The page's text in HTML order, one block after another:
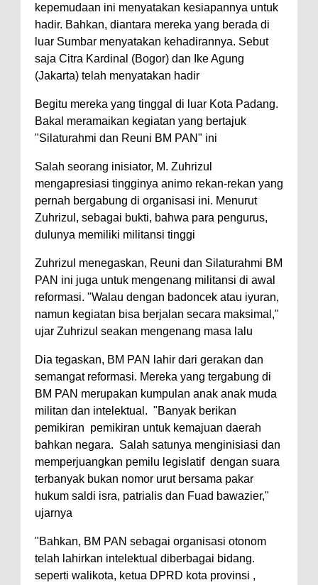
kepemudaan ini menyatakan kesiapannya untuk
hadir. Bahkan, diantara mereka yang berada di
luar Sumbar menyatakan kehadirannya. Sebut
saja Citra Kardinal (Bogor) dan Ike Agung
(Jakarta) telah menyatakan hadir
Begitu mereka yang tinggal di luar Kota Padang.
Bakal meramaikan kegiatan yang bertajuk
"Silaturahmi dan Reuni BM PAN" ini
Salah seorang inisiator, M. Zuhrizul
mengapresiasi tingginya animo rekan-rekan yang
pernah bergabung di organisasi ini. Menurut
Zuhrizul, sebagai bukti, bahwa para pengurus,
dulunya memiliki militansi tinggi
Zuhrizul menegaskan, Reuni dan Silaturahmi BM
PAN ini juga untuk mengenang militansi di awal
reformasi. "Walau dengan badoncek atau iyuran,
namun kegiatan bisa berjalan secara maksimal,"
ujar Zuhrizul seakan mengenang masa lalu
Dia tegaskan, BM PAN lahir dari gerakan dan
semangat reformasi. Mereka yang tergabung di
BM PAN merupakan kumpulan anak anak muda
militan dan intelektual. "Banyak berikan
pemikiran pemikiran untuk kemajuan daerah
bahkan negara. Salah satunya menginisiasi dan
memperjuangkan pemilu legislatif dengan suara
terbanyak bukan nomor urut bersama pakar
hukum saldi isra, patrialis dan Fuad bawazier,"
ujarnya
"Bahkan, BM PAN sebagai organisasi otonom
telah lahirkan intelektual diberbagai bidang.
seperti walikota, ketua DPRD kota provinsi ,